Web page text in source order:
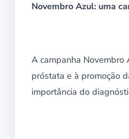
Novembro Azul: uma
A campanha Novembro
próstata e à promoção
importância do